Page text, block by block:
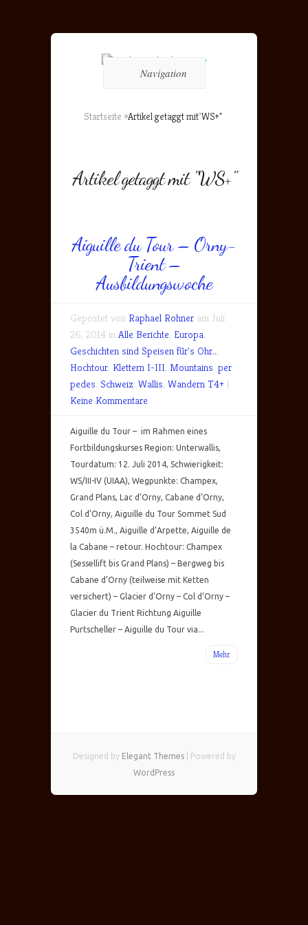
Navigation
Startseite »Artikel getaggt mit"WS+"
Artikel getaggt mit "WS+"
Aiguille du Tour – Orny-
Trient –
Ausbildungswoche
Gepostet von Raphael Rohner am Juli
26, 2014 in Alle Berichte, Europa,
Geschichten sind Speisen für's Ohr..,
Hochtour, Klettern I-III, Mountains, per
pedes, Schweiz, Wallis, Wandern T4+ |
Keine Kommentare
Aiguille du Tour – im Rahmen eines
Fortbildungskurses Region: Unterwallis,
Tourdatum: 12. Juli 2014, Schwierigkeit:
WS/III-IV (UIAA), Wegpunkte: Champex,
Grand Plans, Lac d’Orny, Cabane d’Orny,
Col d’Orny, Aiguille du Tour Sommet Sud
3540m ü.M., Aiguille d’Arpette, Aiguille de
la Cabane – retour. Hochtour: Champex
(Sessellift bis Grand Plans) – Bergweg bis
Cabane d’Orny (teilweise mit Ketten
versichert) – Glacier d’Orny – Col d’Orny –
Glacier du Trient Richtung Aiguille
Purtscheller – Aiguille du Tour via...
Mehr
Designed by Elegant Themes| Powered by
WordPress